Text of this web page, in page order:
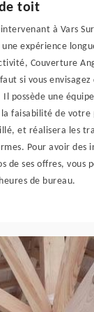
toit
à Vars
expérience
Couverture
si vous envisagez
possède une
faisabilité de votre
et réalisera les
Pour avoir des
de ses offres, vous
de bureau.